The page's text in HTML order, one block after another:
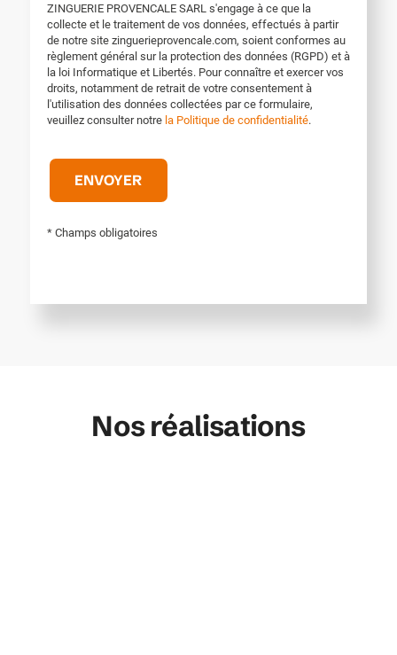
ZINGUERIE PROVENCALE SARL s'engage à ce que la
collecte et le traitement de vos données, effectués à partir
de notre site zinguerieprovencale.com, soient conformes au
règlement général sur la protection des données (RGPD) et à
la loi Informatique et Libertés. Pour connaître et exercer vos
droits, notamment de retrait de votre consentement à
l'utilisation des données collectées par ce formulaire,
veuillez consulter notre la Politique de confidentialité.
* Champs obligatoires
Nos réalisations